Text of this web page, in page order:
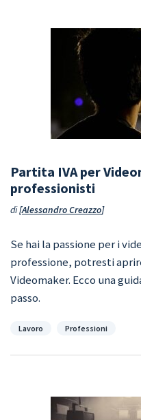
Partita IVA per
professionisti
di Alessandro Creazzo
Se hai la passione per i
professione, potresti
Videomaker. Ecco una
passo.
Categorie
Lavoro Professioni